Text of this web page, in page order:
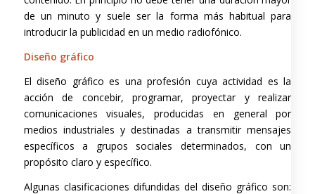
de un minuto y suele ser la forma más habitual para
introducir la publicidad en un medio radiofónico.
Diseño gráfico
El diseño gráfico es una profesión cuya actividad es la
acción de concebir, programar, proyectar y realizar
comunicaciones visuales, producidas en general por
medios industriales y destinadas a transmitir mensajes
específicos a grupos sociales determinados, con un
propósito claro y específico.
Algunas clasificaciones difundidas del diseño gráfico son: